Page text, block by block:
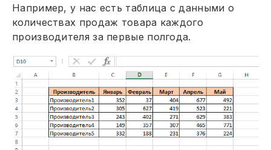
Например, у нас есть таблица с данными о
количествах продаж товара каждого
производителя за первые полгода.